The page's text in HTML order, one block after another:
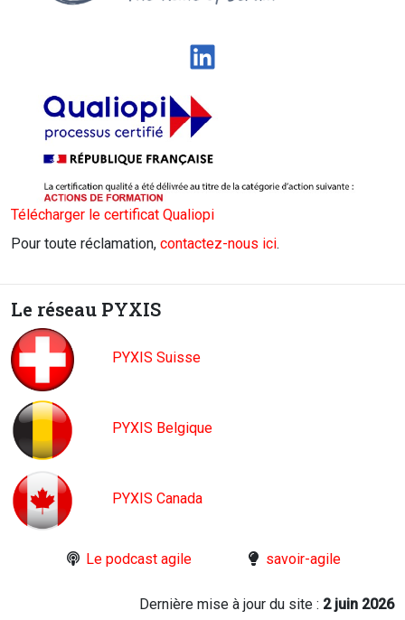
LinkedIn
Télécharger le certificat Qualiopi
Pour toute réclamation, contactez-nous ici.
Le réseau PYXIS
PYXIS Suisse
PYXIS Belgique
PYXIS Canada
Le podcast agile savoir-agile
Dernière mise à jour du site : 2 juin 2026